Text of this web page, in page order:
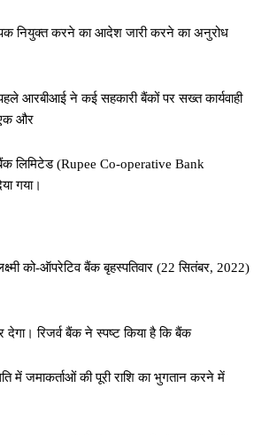
नियुक्त करने का आदेश जारी करने का अनुरोध
आरबीआई ने कई सहकारी बैंकों पर सख्त कार्यवाही
और
लिमिटेड (Rupee Co-operative Bank
गया।
को-ऑपरेटिव बैंक बृहस्पतिवार (22 सितंबर, 2022)
देगा। रिजर्व बैंक ने स्पष्ट किया है कि बैंक
में जमाकर्ताओं की पूरी राशि का भुगतान करने में